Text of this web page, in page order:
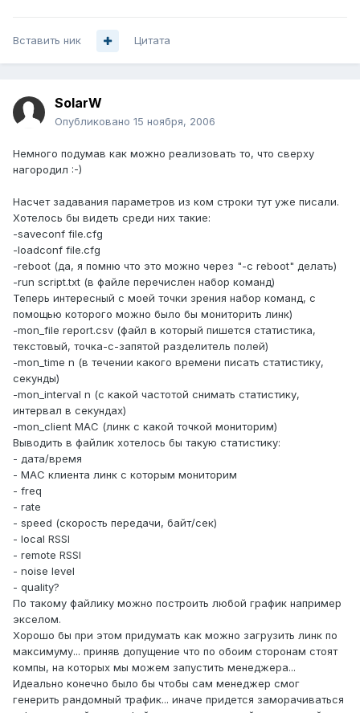
Вставить ник Цитата
SolarW
Опубликовано 15 ноября, 2006
Немного подумав как можно реализовать то, что сверху
нагородил :-)
Насчет задавания параметров из ком строки тут уже писали.
Хотелось бы видеть среди них такие:
-saveconf file.cfg
-loadconf file.cfg
-reboot (да, я помню что это можно через "-c reboot" делать)
-run script.txt (в файле перечислен набор команд)
Теперь интересный с моей точки зрения набор команд, с
помощью которого можно было бы мониторить линк)
-mon_file report.csv (файл в который пишется статистика,
текстовый, точка-с-запятой разделитель полей)
-mon_time n (в течении какого времени писать статистику,
секунды)
-mon_interval n (с какой частотой снимать статистику,
интервал в секундах)
-mon_client MAC (линк с какой точкой мониторим)
Выводить в файлик хотелось бы такую статистику:
- дата/время
- МАС клиента линк с которым мониторим
- freq
- rate
- speed (скорость передачи, байт/сек)
- local RSSI
- remote RSSI
- noise level
- quality?
По такому файлику можно построить любой график например
экселом.
Хорошо бы при этом придумать как можно загрузить линк по
максимуму... приняв допущение что по обоим сторонам стоят
компы, на которых мы можем запустить менеджера...
Идеально конечно было бы чтобы сам менеджер смог
генерить рандомный трафик... иначе придется заморачиваться